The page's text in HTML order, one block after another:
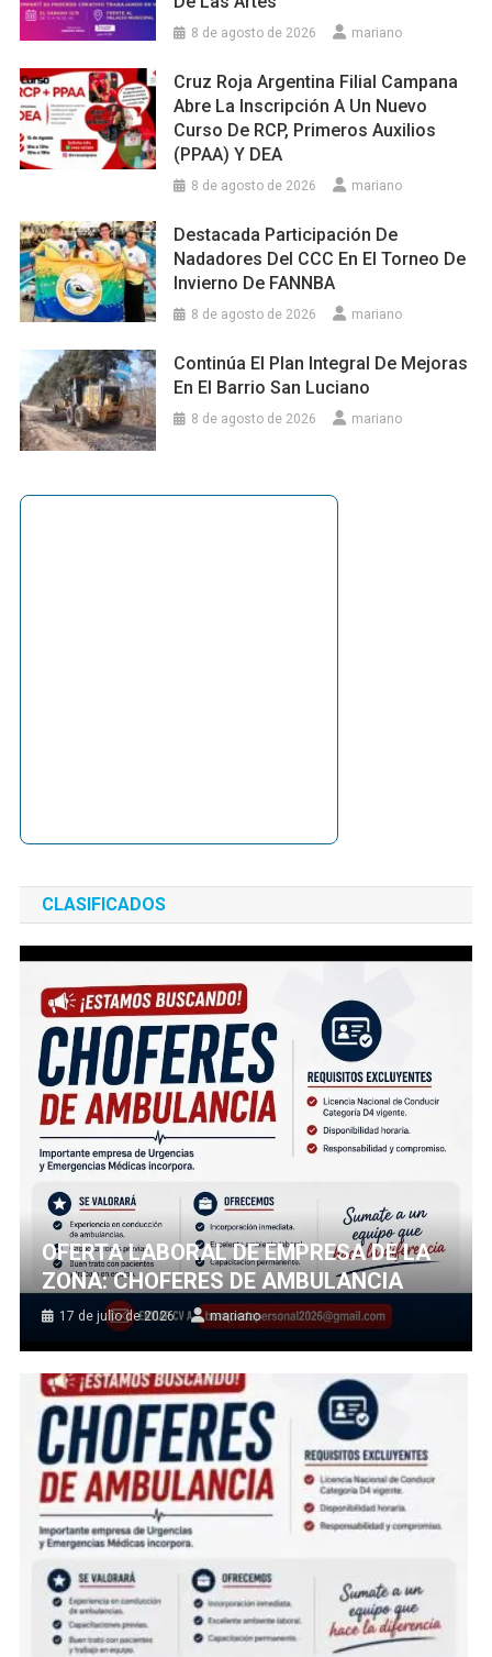
8 de agosto de 2026 mariano
Cruz Roja Argentina Filial Campana
Abre La Inscripción A Un Nuevo
Curso De RCP, Primeros Auxilios
(PPAA) Y DEA
8 de agosto de 2026 mariano
Destacada Participación De
Nadadores Del CCC En El Torneo De
Invierno De FANNBA
8 de agosto de 2026 mariano
Continúa El Plan Integral De Mejoras
En El Barrio San Luciano
8 de agosto de 2026 mariano
CLASIFICADOS
OFERTA LABORAL DE EMPRESA DE LA
ZONA: CHOFERES DE AMBULANCIA
17 de julio de 2026 mariano